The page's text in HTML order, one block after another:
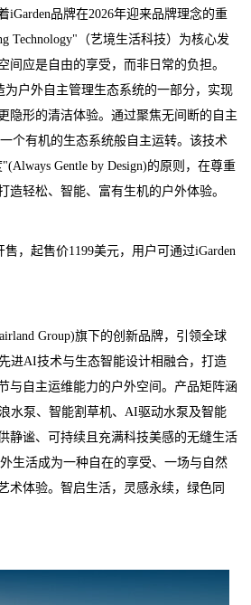
iGarden品牌在2026年迎来品牌理念的重
Technology"（艺境生活科技）为核心发
间应是自由的享受，而非日常的负担。
为户外自主管理生态系统的一部分，实现
隐形的清洁体验。通过聚焦无间断的自主
个有机的生态系统般自主运转。该技术
Gentle by Design)的原则，在尊重
造轻松、智能、富有生机的户外体验。
售，起售价1199美元，用户可通过iGarden
Group)旗下的创新品牌，引领全球
进AI技术与生态智能设计相融合，打造
与自主运维能力的户外空间。产品矩阵涵
水泵、智能割草机、AI驱动水泵及智能
静谧、可持续且充满科技美感的无缝生活
生活成为一种自在的享受、一场与自然
术体验。智启生活，灵感永续，绿色同